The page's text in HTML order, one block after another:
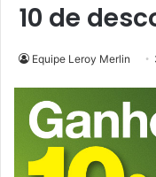
10 de
Equipe Leroy Merlin